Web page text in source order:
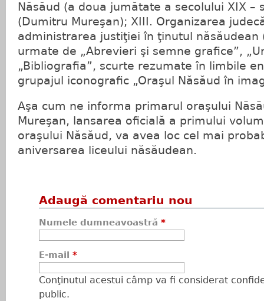
Năsăud (a doua jumătate a secolului XIX –
(Dumitru Mureşan); XIII. Organizarea
administrarea justiţiei în ţinutul năsăudean
urmate de „Abrevieri şi semne grafice”,
„Bibliografia”, scurte rezumate în limbile
grupajul iconografic „Oraşul Năsăud în
Aşa cum ne informa primarul oraşului
Mureşan, lansarea oficială a primului
oraşului Năsăud, va avea loc cel mai
aniversarea liceului năsăudean.
Adaugă comentariu nou
Numele dumneavoastră *
E-mail *
Conţinutul acestui câmp va fi considerat
public.